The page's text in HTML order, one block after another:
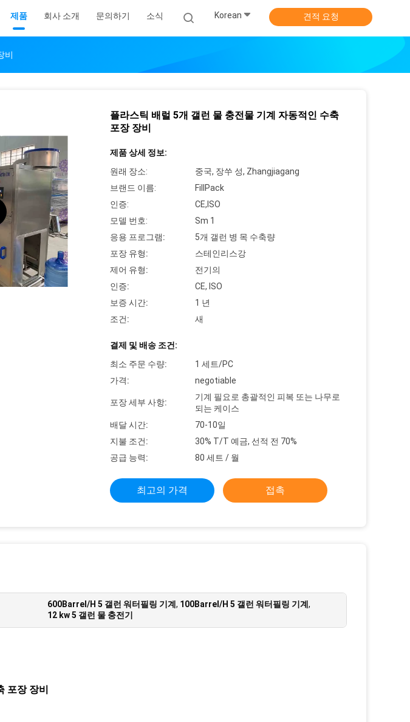
제품 회사 소개 문의하기 소식 Korean 견적 요청
비
플라스틱 배럴 5개 갤런 물 충전물 기계 자동적인 수축
포장 장비
제품 상세 정보:
원래 장소:
중국, 장쑤 성, Zhangjiagang
브랜드 이름:
FillPack
인증:
CE,ISO
모델 번호:
Sm 1
응용 프로그램:
5개 갤런 병 목 수축량
포장 유형:
스테인리스강
제어 유형:
전기의
인증:
CE, ISO
보증 시간:
1 년
조건:
새
결제 및 배송 조건:
최소 주문 수량:
1 세트/PC
가격:
negotiable
포장 세부 사항:
기계 필요로 총괄적인 피복 또는 나무로
되는 케이스
배달 시간:
70-10일
지불 조건:
30% T/T 예금, 선적 전 70%
공급 능력:
80 세트 / 월
최고의 가격 접촉
600Barrel/H 5 갤런 워터필링 기계 , 100Barrel/H 5 갤런 워터필링 기계 ,
12 kw 5 갤런 물 충전기
포장 장비